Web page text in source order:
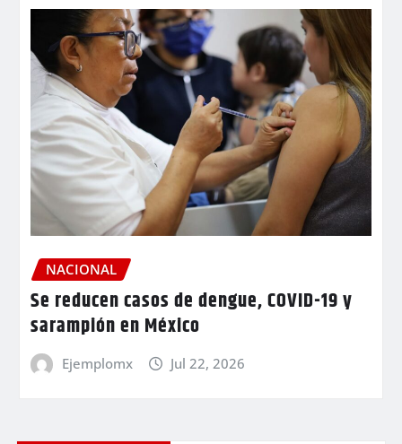
NACIONAL
Se reducen casos de dengue, COVID-19 y
sarampión en México
Ejemplomx Jul 22, 2026